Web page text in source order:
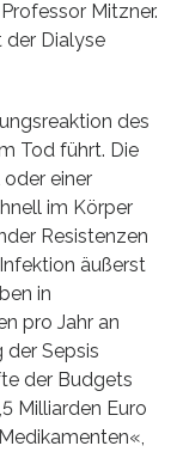
Mitzner.
der Dialyse
des
Tod führt. Die
einer
im Körper
Resistenzen
äußerst
in
pro Jahr an
der Sepsis
der Budgets
Milliarden Euro